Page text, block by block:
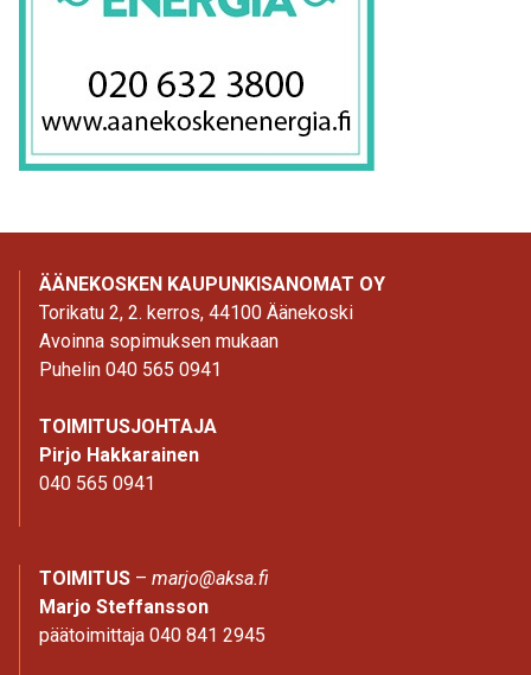
ÄÄNEKOSKEN KAUPUNKISANOMAT OY
Torikatu 2, 2. kerros, 44100 Äänekoski
Avoinna sopimuksen mukaan
Puhelin 040 565 0941
TOIMITUSJOHTAJA
Pirjo Hakkarainen
040 565 0941
TOIMITUS – marjo@aksa.fi
Marjo Steffansson
päätoimittaja 040 841 2945